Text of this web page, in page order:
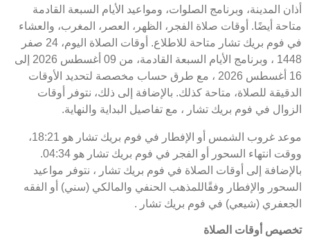
أذان المدينة، وبرنامج الصلوات، ومواعيد الأيام السبعة القادمة
متاحة أيضًا. أوقات صلاة الفجر، الظهر، العصر، المغرب، والعشاء
في فوم بريك تشار متاحة للاطلاع. أوقات الصلاة اليوم، 24 صفر
1448 ، وبرنامج الأيام السبعة القادمة، من 09 أغسطس 2026 إلى
16 أغسطس 2026 ، مع طرق حساب مخصصة لتحديد الأوقات
الدقيقة للصلاة، متاحة كذلك. بالإضافة إلى ذلك، نتوفر أوقات
الزوال في فوم بريك تشار ، مع تفاصيل البداية والنهاية.
موعد غروب الشمس أو الإفطار في فوم بريك تشار هو 18:21،
ووقت انتهاء السحور أو الفجر في فوم بريك تشار هو 04:34.
بالإضافة إلى أوقات الصلاة في فوم بريك تشار ، نتوفر مواعيد
السحور والإفطار وفقًاللمذهب الحنفي والمالكي (سني) أو الفقه
الجعفري (شيعي) في فوم بريك تشار .
تخصيص أوقات الصلاة